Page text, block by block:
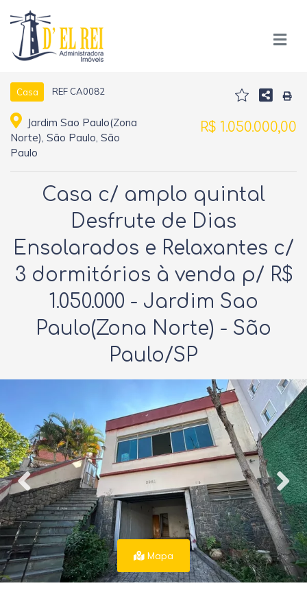
Casa REF CA0082
Jardim Sao Paulo(Zona
Norte), São Paulo, São
Paulo
R$ 1.050.000,00
Casa c/ amplo quintal
Desfrute de Dias
Ensolarados e Relaxantes c/
3 dormitórios à venda p/ R$
1.050.000 - Jardim Sao
Paulo(Zona Norte) - São
Paulo/SP
Mapa